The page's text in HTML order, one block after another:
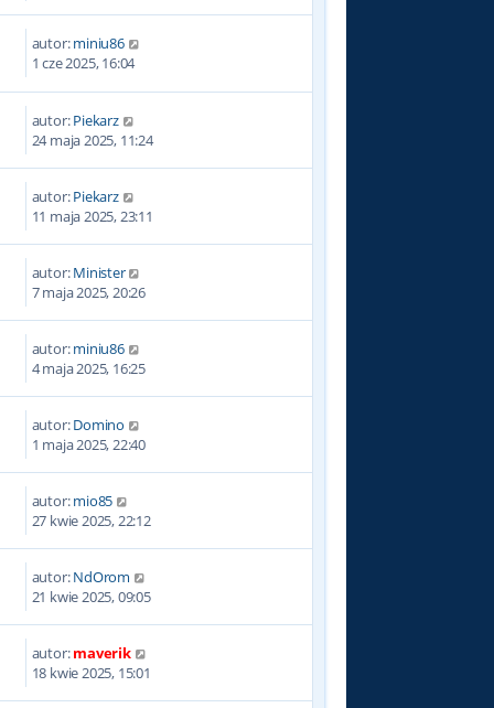
autor:miniu86
1 cze 2025, 16:04
autor:Piekarz
24 maja 2025, 11:24
autor:Piekarz
11 maja 2025, 23:11
autor:Minister
7 maja 2025, 20:26
autor:miniu86
4 maja 2025, 16:25
autor:Domino
1 maja 2025, 22:40
autor:mio85
27 kwie 2025, 22:12
autor:NdOrom
21 kwie 2025, 09:05
autor:maverik
18 kwie 2025, 15:01